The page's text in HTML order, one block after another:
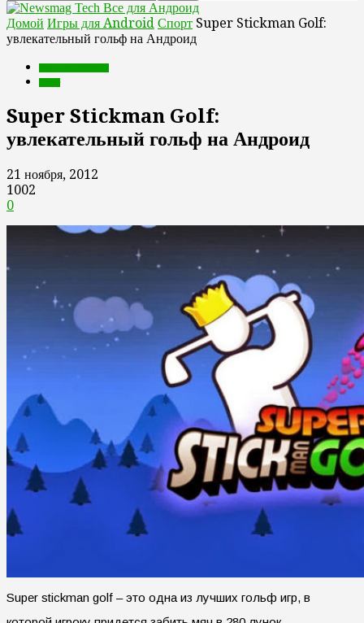
Все для Андроид
Домой Игры для Android Спорт Super Stickman Golf:
увлекательный гольф на Андроид
Super Stickman Golf:
увлекательный гольф на Андроид
21 ноября, 2012
1002
0
Super stickman golf – это одна из лучших гольф игр, в